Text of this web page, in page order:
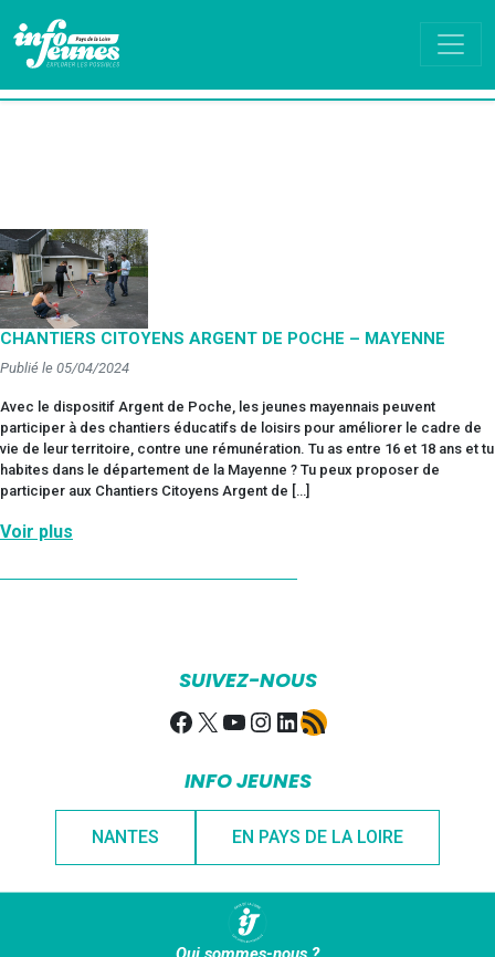
CHANTIERS CITOYENS ARGENT DE POCHE – MAYENNE
Publié le 05/04/2024
Avec le dispositif Argent de Poche, les jeunes mayennais peuvent
participer à des chantiers éducatifs de loisirs pour améliorer le cadre de
vie de leur territoire, contre une rémunération. Tu as entre 16 et 18 ans et tu
habites dans le département de la Mayenne ? Tu peux proposer de
participer aux Chantiers Citoyens Argent de […]
Voir plus
SUIVEZ-NOUS
Facebook
X YouTube
Instagram
LinkedIn
Flux RSS
INFO JEUNES
NANTES EN PAYS DE LA LOIRE